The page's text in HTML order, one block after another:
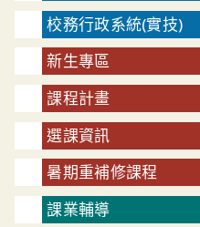
校務行政系統(實技)
新生專區
課程計畫
選課資訊
暑期重補修課程
課業輔導